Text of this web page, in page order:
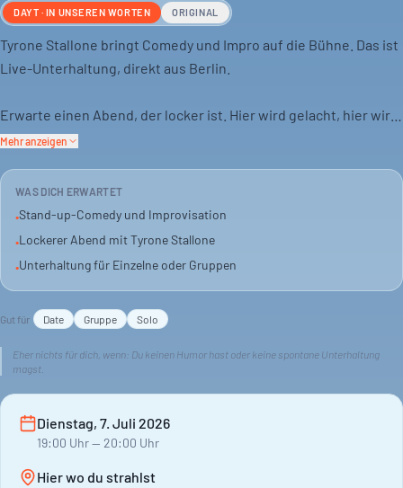
DAYT · IN UNSEREN WORTEN ORIGINAL
Tyrone Stallone bringt Comedy und Impro auf die Bühne. Das ist
Live-Unterhaltung, direkt aus Berlin.
Erwarte einen Abend, der locker ist. Hier wird gelacht, hier wird
improvisiert. Kein großes Tamtam, einfach gute Unterhaltung.
Ob du allein kommst, mit dem Date oder der ganzen Gruppe:
hier gibt es was zu sehen. Für alle, die einen Abend mit Humor
suchen.
Mehr anzeigen
WAS DICH ERWARTET
•Stand-up-Comedy und Improvisation
•Lockerer Abend mit Tyrone Stallone
•Unterhaltung für Einzelne oder Gruppen
Gut für Date Gruppe Solo
Eher nichts für dich, wenn: Du keinen Humor hast oder keine spontane Unterhaltung
magst.
Dienstag, 7. Juli 2026
19:00 Uhr— 20:00 Uhr
Hier wo du strahlst